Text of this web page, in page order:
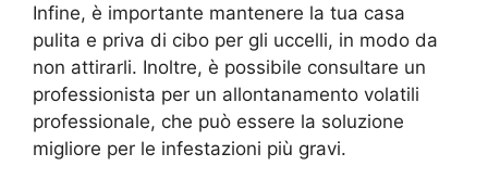
Infine, è importante mantenere la tua casa
pulita e priva di cibo per gli uccelli, in modo da
non attirarli. Inoltre, è possibile consultare un
professionista per un allontanamento volatili
professionale, che può essere la soluzione
migliore per le infestazioni più gravi.